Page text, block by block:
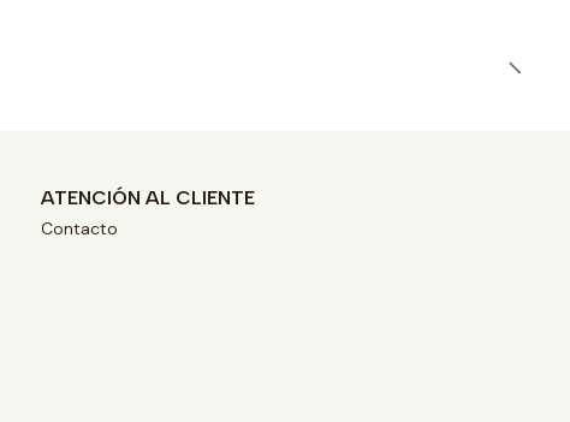
ATENCIÓN AL CLIENTE
Contacto